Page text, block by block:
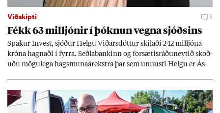
Viðskipti 3
Fékk 63 millj­ón­ir í þókn­un vegna sjóðs­ins
Spak­ur In­vest, sjóð­ur Helgu Við­ars­dótt­ur skil­aði 242 millj­óna
króna hagn­aði í fyrra. Seðla­bank­inn og for­sæt­is­ráðu­neyt­ið skoð­
uðu mögu­lega hags­muna­árekstra þar sem unnusti Helgu er Ás­